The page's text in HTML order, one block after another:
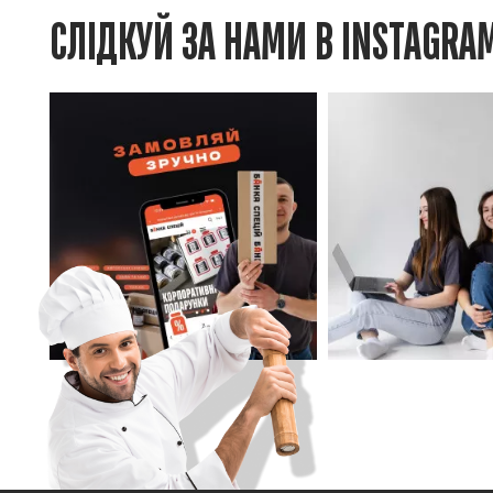
СЛІДКУЙ ЗА НАМИ В